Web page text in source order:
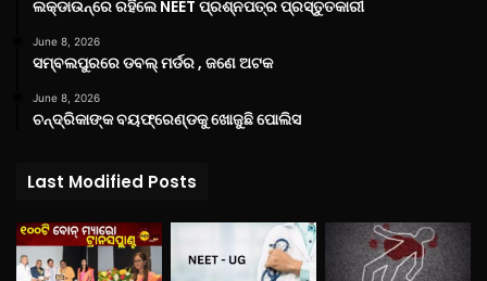
ଲକ୍‌ଡାଉନ୍‌ରେ ରହିଲେ NEET ପ୍ରଶ୍ନପତ୍ର ପ୍ରସ୍ତୁତକାରୀ
June 8, 2026
ସମ୍ବଲପୁରରେ ଡବଲ୍ ମର୍ଡର , ଜଣେ ଅଟକ
June 8, 2026
ଚନ୍ଦ୍ରିକାଙ୍କ ବୟଫ୍ରେଣ୍ଡକୁ ଖୋଜୁଛି ପୋଲିସ
Last Modified Posts